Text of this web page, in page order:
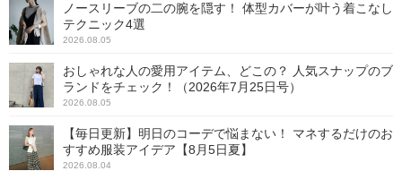
ノースリーブの二の腕を隠す！ 体型カバーが叶う着こなし
テクニック4選
2026.08.05
おしゃれな人の愛用アイテム、どこの？ 人気スナップのブ
ランドをチェック！（2026年7月25日号）
2026.08.05
【毎日更新】明日のコーデで悩まない！ マネするだけのお
すすめ服装アイデア【8月5日夏】
2026.08.04